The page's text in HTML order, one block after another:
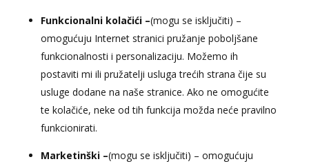
Funkcionalni kolačići –(mogu se isključiti) –
omogućuju Internet stranici pružanje poboljšane
funkcionalnosti i personalizaciju. Možemo ih
postaviti mi ili pružatelji usluga trećih strana čije su
usluge dodane na naše stranice. Ako ne omogućite
te kolačiće, neke od tih funkcija možda neće pravilno
funkcionirati.
Marketinški –(mogu se isključiti) – omogućuju